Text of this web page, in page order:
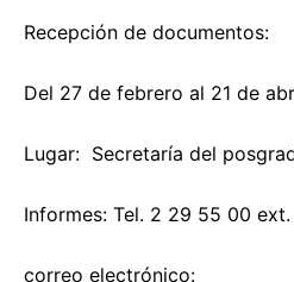
Recepción de documentos:
Del 27 de febrero al 21 de
Lugar: Secretaría del
Informes: Tel. 2 29 55 00
correo electrónico: